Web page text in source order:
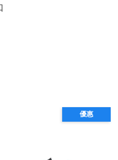
優惠